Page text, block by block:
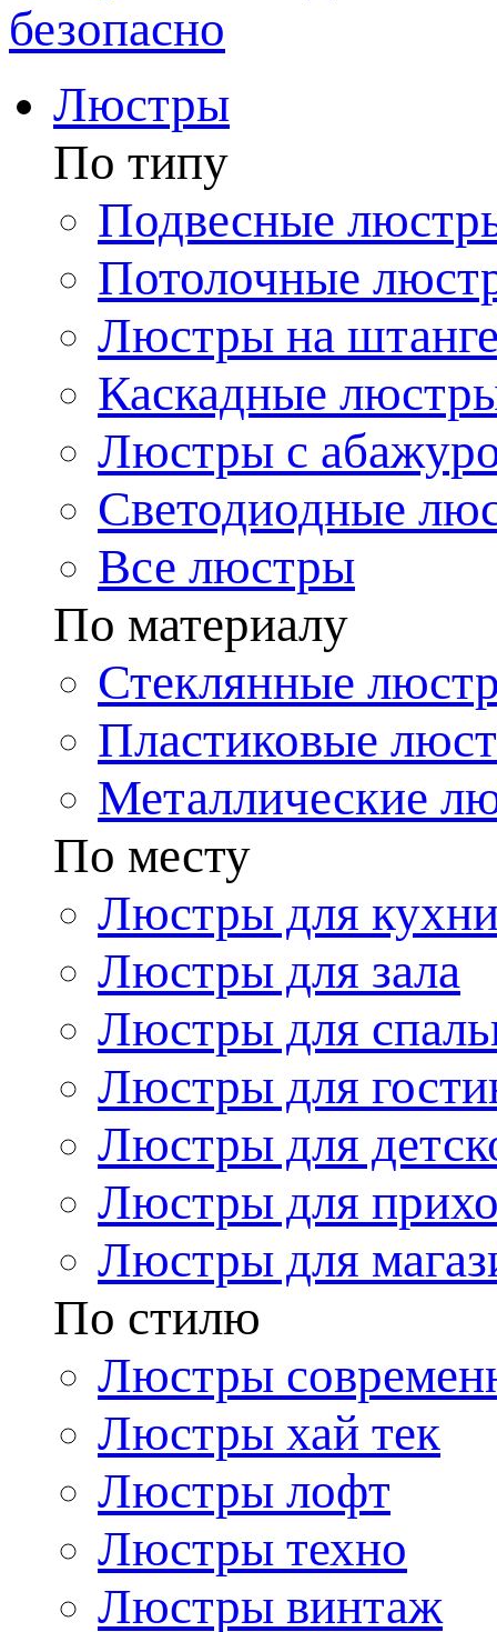
безопасно
Люстры
По типу
Подвесные
Потолочные
Люстры на
Каскадные
Люстры с
Светодиодные
Все люстры
По материалу
Стеклянные
Пластиковые
Металлические
По месту
Люстры для
Люстры для зала
Люстры для
Люстры для
Люстры для
Люстры для
Люстры для
По стилю
Люстры
Люстры хай тек
Люстры лофт
Люстры техно
Люстры винтаж